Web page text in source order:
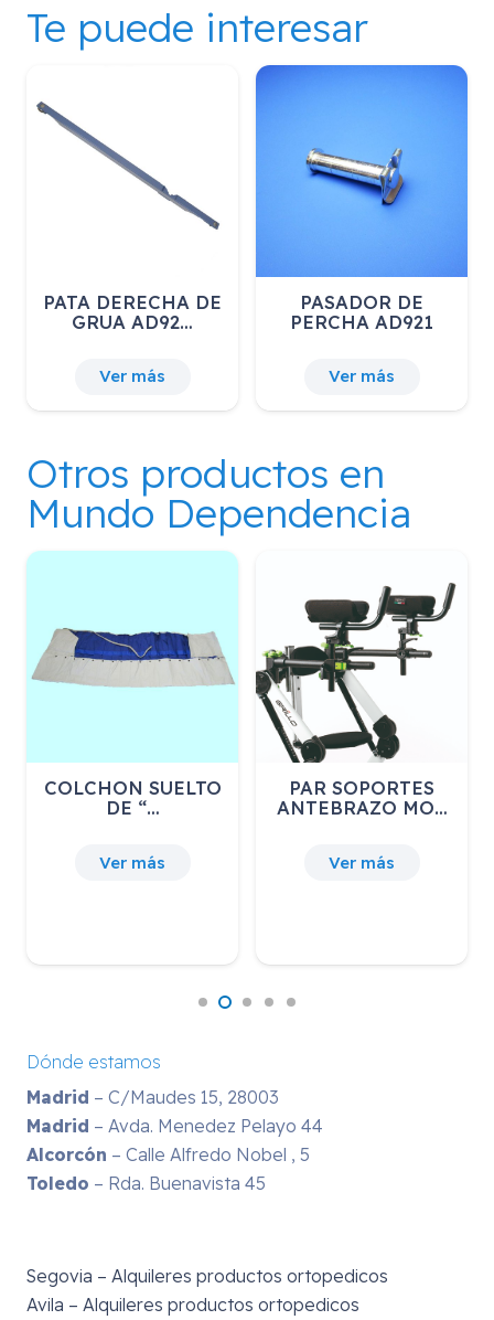
Te puede interesar
DE
PATA IZQUIERDA
DE GRUA AD…
RUEDA
CON
Otros productos en
Mundo Dependencia
PAR SOPORTES
ANTEBRAZO MO…
Ver más
LTG-105 REFUERZO
LUMBAR
25,00€ IVA incluido
Dónde estamos
Madrid – C/Maudes 15, 28003
Madrid – Avda. Menedez Pelayo 44
Alcorcón – Calle Alfredo Nobel , 5
Toledo – Rda. Buenavista 45
Segovia – Alquileres productos ortopedicos
Avila – Alquileres productos ortopedicos